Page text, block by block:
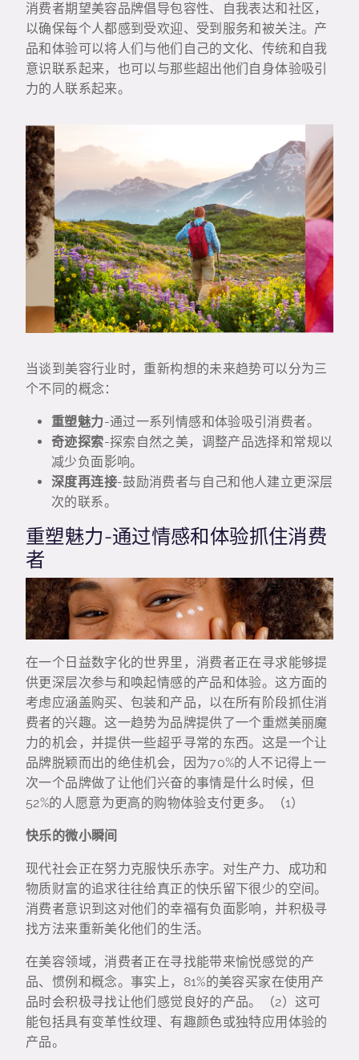
消费者期望美容品牌倡导包容性、自我表达和社区，
以确保每个人都感到受欢迎、受到服务和被关注。产
品和体验可以将人们与他们自己的文化、传统和自我
意识联系起来，也可以与那些超出他们自身体验吸引
力的人联系起来。
当谈到美容行业时，重新构想的未来趋势可以分为三
个不同的概念：
重塑魅力-通过一系列情感和体验吸引消费者。
奇迹探索-探索自然之美，调整产品选择和常规以
减少负面影响。
深度再连接-鼓励消费者与自己和他人建立更深层
次的联系。
重塑魅力-通过情感和体验抓住消费
者
在一个日益数字化的世界里，消费者正在寻求能够提
供更深层次参与和唤起情感的产品和体验。这方面的
考虑应涵盖购买、包装和产品，以在所有阶段抓住消
费者的兴趣。这一趋势为品牌提供了一个重燃美丽魔
力的机会，并提供一些超乎寻常的东西。这是一个让
品牌脱颖而出的绝佳机会，因为70%的人不记得上一
次一个品牌做了让他们兴奋的事情是什么时候，但
52%的人愿意为更高的购物体验支付更多。（1）
快乐的微小瞬间
现代社会正在努力克服快乐赤字。对生产力、成功和
物质财富的追求往往给真正的快乐留下很少的空间。
消费者意识到这对他们的幸福有负面影响，并积极寻
找方法来重新美化他们的生活。
在美容领域，消费者正在寻找能带来愉悦感觉的产
品、惯例和概念。事实上，81%的美容买家在使用产
品时会积极寻找让他们感觉良好的产品。（2）这可
能包括具有变革性纹理、有趣颜色或独特应用体验的
产品。